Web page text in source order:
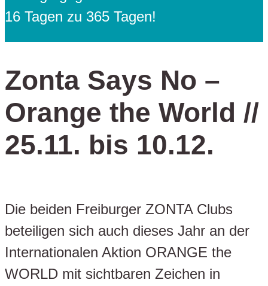
16 Tagen zu 365 Tagen!
Zonta Says No –
Orange the World //
25.11. bis 10.12.
Die beiden Freiburger ZONTA Clubs
beteiligen sich auch dieses Jahr an der
Internationalen Aktion ORANGE the
WORLD mit sichtbaren Zeichen in